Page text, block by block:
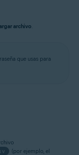
archivo.
que usas para
(por ejemplo, el